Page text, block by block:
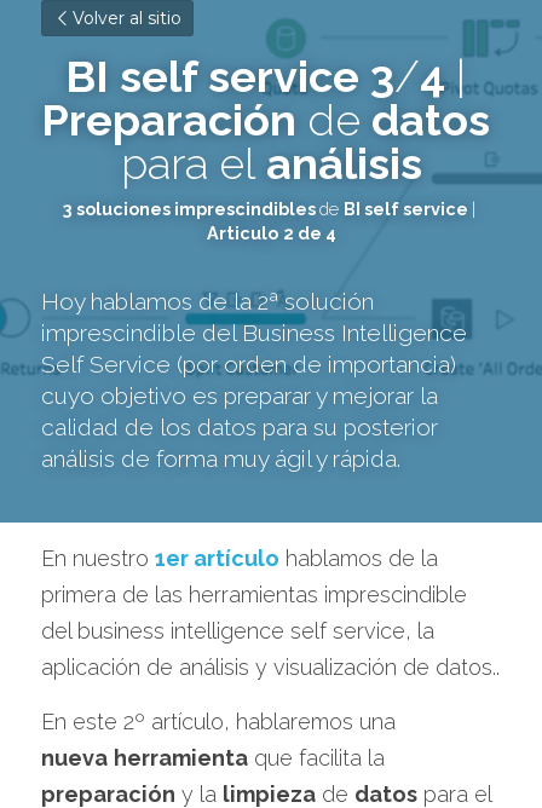
Volver al sitio
BI self service 3/4 |
Preparación de
para el análisis
3 soluciones imprescindibles de BI self service
Articulo 2 de 4
Hoy hablamos de la 2ª solución
imprescindible del Business Intelligence
Self Service (por orden de importancia)
cuyo objetivo es preparar y mejorar la
calidad de los datos para su posterior
análisis de forma muy ágil y rápida.
En nuestro 1er artículo hablamos de la
primera de las herramientas imprescindible
del business intelligence self service, la
aplicación de análisis y visualización de datos..
nueva herramienta
preparación y la limpieza de datos para el